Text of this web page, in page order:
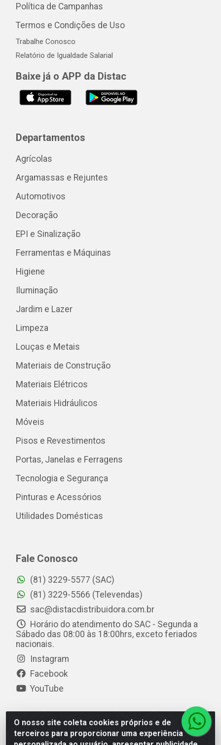
O nosso site coleta cookies próprios e de
terceiros para proporcionar uma experiência
Política de Campanhas
Termos e Condições de Uso
Trabalhe Conosco
Relatório de Igualdade Salarial
Baixe já o APP da Distac
Departamentos
Agrícolas
Argamassas e Rejuntes
Automotivos
Decoração
EPI e Sinalização
Ferramentas e Máquinas
Higiene
Iluminação
Jardim e Lazer
Limpeza
Louças e Metais
Materiais de Construção
Materiais Elétricos
Materiais Hidráulicos
Móveis
Pisos e Revestimentos
Portas, Janelas e Ferragens
Tecnologia e Segurança
Pinturas e Acessórios
Utilidades Domésticas
Fale Conosco
(81) 3229-5577 (SAC)
(81) 3229-5566 (Televendas)
sac@distacdistribuidora.com.br
Horário do atendimento do SAC - Segunda a
Sábado das 08:00 às 18:00hrs, exceto feriados
nacionais.
Instagram
Facebook
YouTube
Distac Distribuidora - Av. Durval de Góes Monteiro, 7049
- Jardim Petrópolis - Maceió/AL - CEP 57061-000 - CNPJ